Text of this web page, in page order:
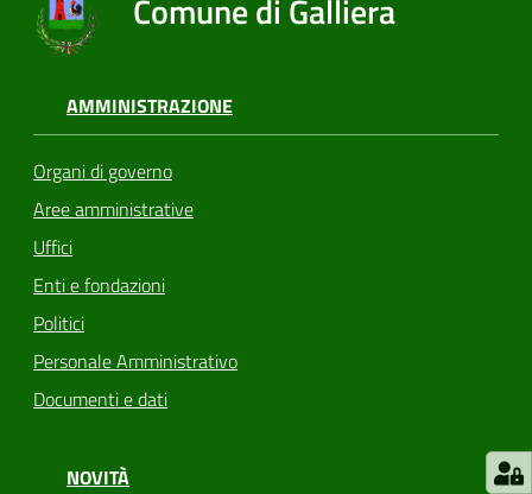
Comune di Galliera
AMMINISTRAZIONE
Organi di governo
Aree amministrative
Uffici
Enti e fondazioni
Politici
Personale Amministrativo
Documenti e dati
NOVITÀ